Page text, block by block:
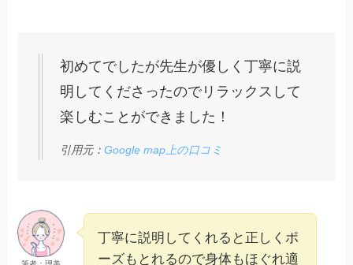
初めてでしたが先生が優しく丁寧に説
明してくださったのでリラックスして
楽しむことができました！
引用元：Google map上の口コミ
丁寧に説明してくれると正しくポ
ーズもとれるので身体もほぐれ適